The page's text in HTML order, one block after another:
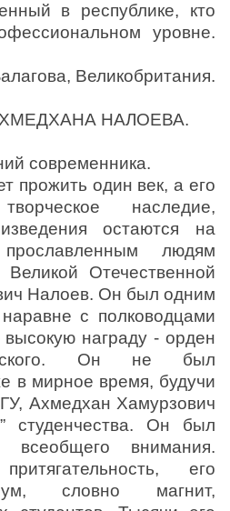
в республике, кто
уровне.
Великобритания.
НАЛОЕВА.
современника.
прожить один век, а его
наследие,
остаются на
людям
Великой Отечественной
Налоев. Он был одним
с полководцами
высокую награду - орден
Он не был
в мирное время, будучи
Ахмедхан Хамурзович
студенчества. Он был
внимания.
его
ум, словно магнит,